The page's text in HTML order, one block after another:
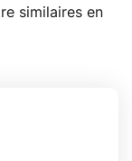
similaires en